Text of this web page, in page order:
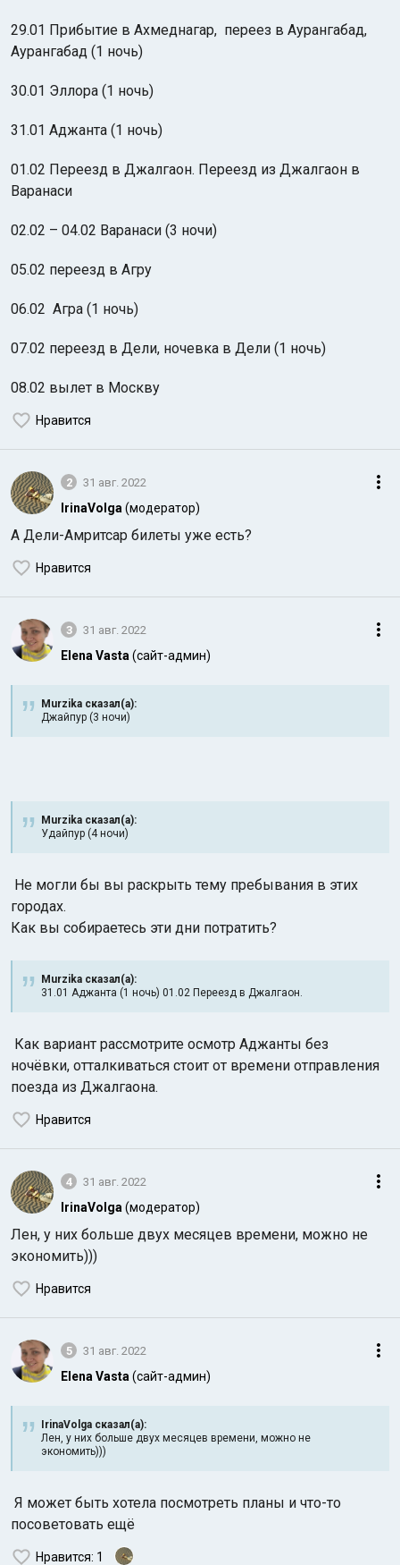
29.01 Прибытие в Ахмеднагар, переез в Аурангабад,
Аурангабад (1 ночь)
30.01 Эллора (1 ночь)
31.01 Аджанта (1 ночь)
01.02 Переезд в Джалгаон. Переезд из Джалгаон в
Варанаси
02.02 – 04.02 Варанаси (3 ночи)
05.02 переезд в Агру
06.02 Агра (1 ночь)
07.02 переезд в Дели, ночевка в Дели (1 ночь)
08.02 вылет в Москву
Нравится
2 31 авг. 2022
IrinaVolga (модератор)
А Дели-Амритсар билеты уже есть?
Нравится
3 31 авг. 2022
Elena Vasta (сайт-админ)
Murzika сказал(а):
Джайпур (3 ночи)
Murzika сказал(а):
Удайпур (4 ночи)
Не могли бы вы раскрыть тему пребывания в этих
городах.
Как вы собираетесь эти дни потратить?
Murzika сказал(а):
31.01 Аджанта (1 ночь) 01.02 Переезд в Джалгаон.
Как вариант рассмотрите осмотр Аджанты без
ночёвки, отталкиваться стоит от времени отправления
поезда из Джалгаона.
Нравится
4 31 авг. 2022
IrinaVolga (модератор)
Лен, у них больше двух месяцев времени, можно не
экономить)))
Нравится
5 31 авг. 2022
Elena Vasta (сайт-админ)
IrinaVolga сказал(а):
Лен, у них больше двух месяцев времени, можно не
экономить)))
Я может быть хотела посмотреть планы и что-то
посоветовать ещё
Нравится: 1